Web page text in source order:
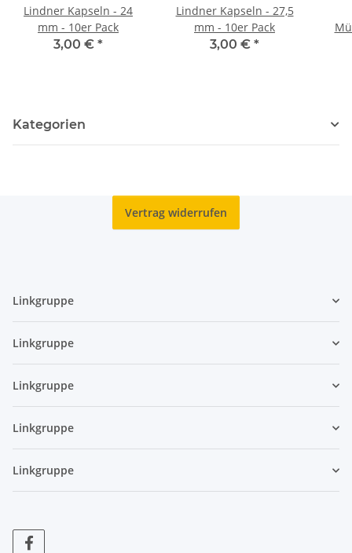
Lindner Kapseln - 24
mm - 10er Pack
3,00 € *
Lindner Kapseln - 27,5
mm - 10er Pack
3,00 € *
Kategorien
Vertrag widerrufen
Linkgruppe
Linkgruppe
Linkgruppe
Linkgruppe
Linkgruppe